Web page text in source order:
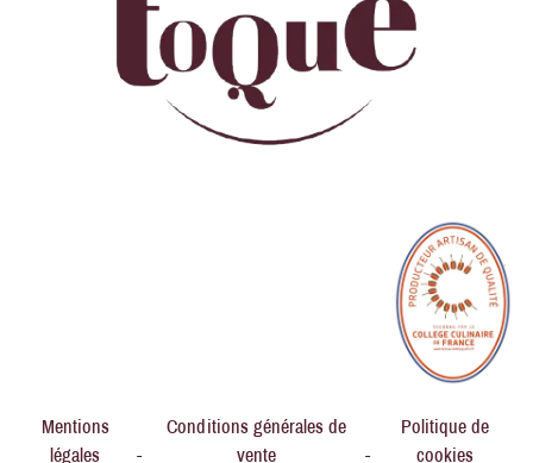
Mentions
légales
-
Conditions générales de
vente
-
Politique de
cookies